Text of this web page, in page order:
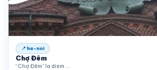
📍 ha-noi
Chợ Đêm
“Chợ Đêm” la diem …